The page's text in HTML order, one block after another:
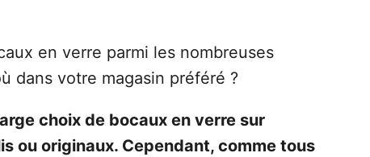
en verre parmi les nombreuses
dans votre magasin préféré ?
choix de bocaux en verre sur
ou originaux. Cependant, comme tous